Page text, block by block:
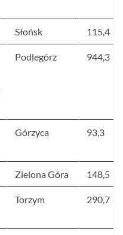
Słońsk 115,4
Podlegórz 944,3
Górzyca 93,3
Zielona Góra 148,5
Torzym 290,7